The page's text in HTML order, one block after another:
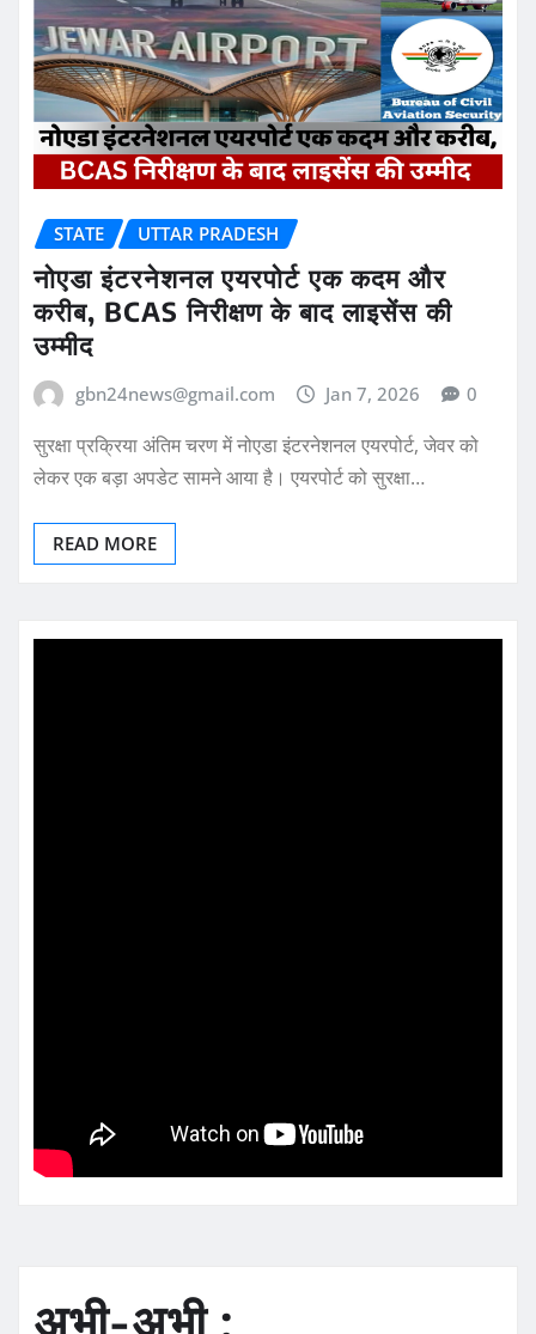
STATE UTTAR PRADESH
नोएडा इंटरनेशनल एयरपोर्ट एक कदम और
करीब, BCAS निरीक्षण के बाद लाइसेंस की
उम्मीद
gbn24news@gmail.com Jan 7, 2026 0
सुरक्षा प्रक्रिया अंतिम चरण में नोएडा इंटरनेशनल एयरपोर्ट, जेवर को
लेकर एक बड़ा अपडेट सामने आया है। एयरपोर्ट को सुरक्षा…
READ MORE
अभी-अभी :